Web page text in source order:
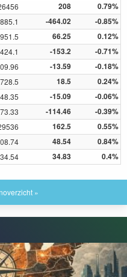
208
0.79%
-464.02
-0.85%
66.25
0.12%
-153.2
-0.71%
-13.59
-0.18%
18.5
0.24%
-15.09
-0.06%
-114.46
-0.39%
162.5
0.55%
48.54
0.84%
34.83 0.4%
»